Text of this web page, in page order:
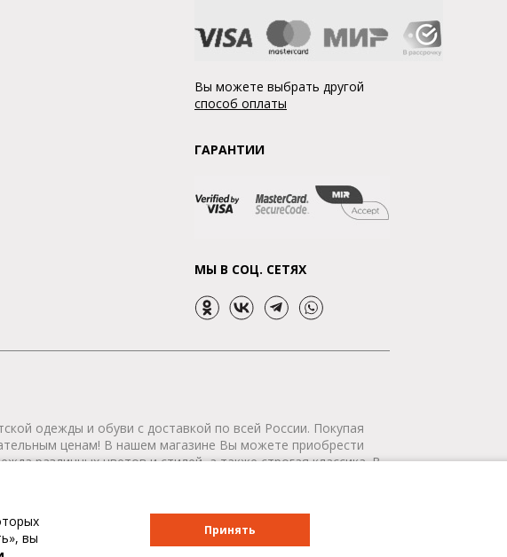
Вы можете выбрать другой
способ оплаты
ГАРАНТИИ
МЫ В СОЦ. СЕТЯХ
одежды и обуви с доставкой по всей России. Покупая
ценам! В нашем магазине Вы можете приобрести
различных цветов и стилей, а также строгая классика. В
Доставка по всей России - бесплатно!
вы
Принять